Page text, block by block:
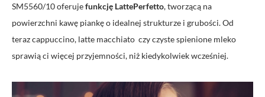
SM5560/10 oferujefunkcję LattePerfetto, tworzącą na
powierzchni kawę piankę o idealnej strukturze i grubości. Od
teraz cappuccino, latte macchiato czy czyste spienione mleko
sprawią ci więcej przyjemności, niż kiedykolwiek wcześniej.